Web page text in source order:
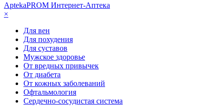
AptekaPROM Интернет-Аптека
×
Для вен
Для похудения
Для суставов
Мужское здоровье
От вредных привычек
От диабета
От кожных заболеваний
Офтальмология
Сердечно-сосудистая система